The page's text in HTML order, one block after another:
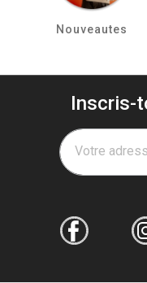
Nouveautes
Inscris-
Votre